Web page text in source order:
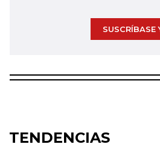
SUSCRÍBASE
TENDENCIAS